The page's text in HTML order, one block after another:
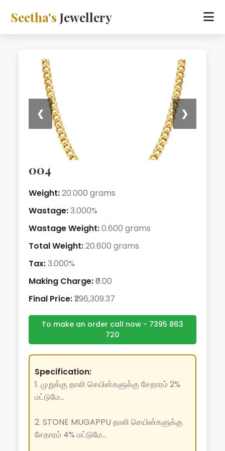
Seetha'sJewellery
❮ ❯
004
Weight:20.000 grams
Wastage:3.000%
Wastage Weight:0.600 grams
Total Weight:20.600 grams
Tax:3.000%
Making Charge:₹0.00
Final Price:₹296,309.37
To make an order call now - 7395 863
720
Specification:
1. முறுக்கு தாலி செயின்களுக்கு சேதாரம் 2%
மட்டுமே...
2. STONE MUGAPPU தாலி செயின்களுக்கு
சேதாரம் 4% மட்டுமே...